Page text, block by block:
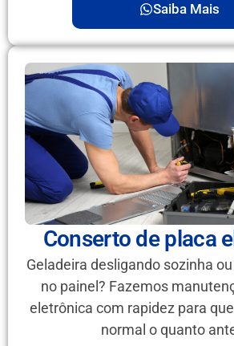
Saiba Mais
Conserto de placa
Geladeira desligando sozinha
no painel? Fazemos
eletrônica com rapidez para
normal o quanto